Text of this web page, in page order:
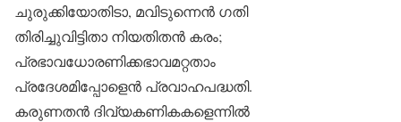
ചുരുക്കിയോതിടാ, മവിടുന്നെൻ ഗതി
തിരിച്ചുവിട്ടിതാ നിയതിതൻ കരം;
പ്രഭാവധോരണിക്കഭാവമറ്റതാം
പ്രദേശമിപ്പോളെൻ പ്രവാഹപദ്ധതി.
കരുണതൻ ദിവ്യകണികകളെന്നിൽ